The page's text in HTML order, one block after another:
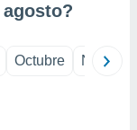
agosto?
Octubre